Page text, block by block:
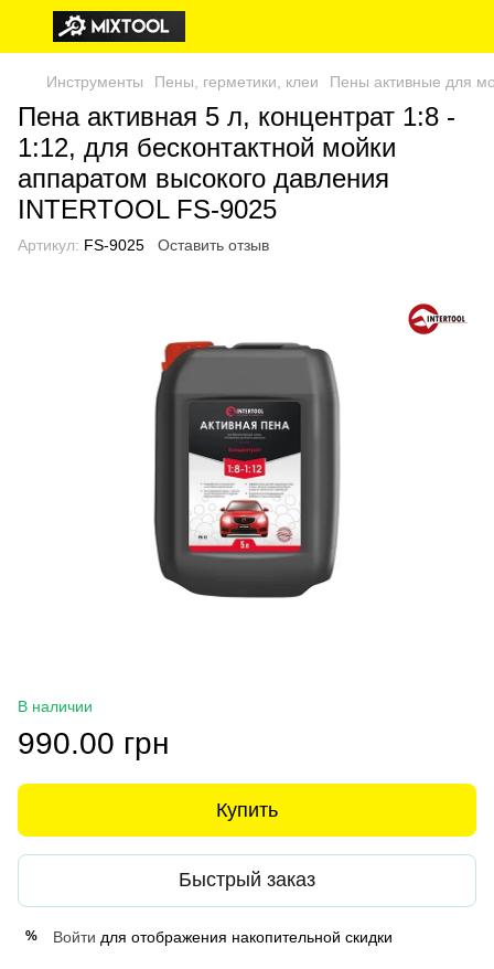
Инструменты Пены, герметики, клеи Пены активные для
Пена активная 5 л, концентрат 1:8 -
1:12, для бесконтактной мойки
аппаратом высокого давления
INTERTOOL FS-9025
Артикул: FS-9025 Оставить отзыв
В наличии
990.00 грн
Купить
Быстрый заказ
% Войти для отображения накопительной скидки